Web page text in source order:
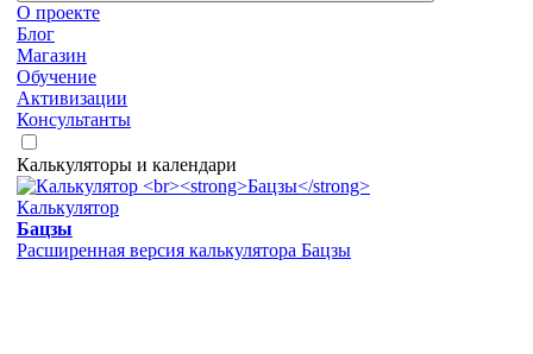
О проекте
Блог
Магазин
Обучение
Активизации
Консультанты
Калькуляторы и календари
Калькулятор
Бацзы
Расширенная версия калькулятора Бацзы